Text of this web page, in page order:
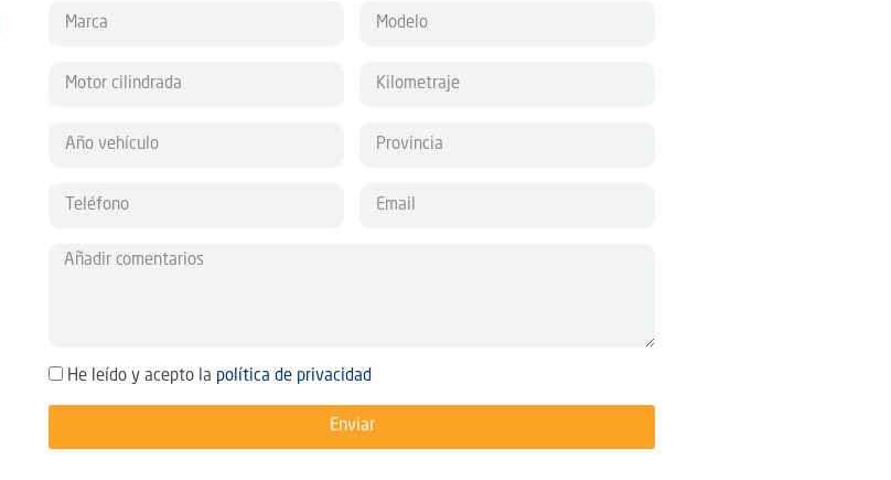
He leído y acepto la política de privacidad
Enviar